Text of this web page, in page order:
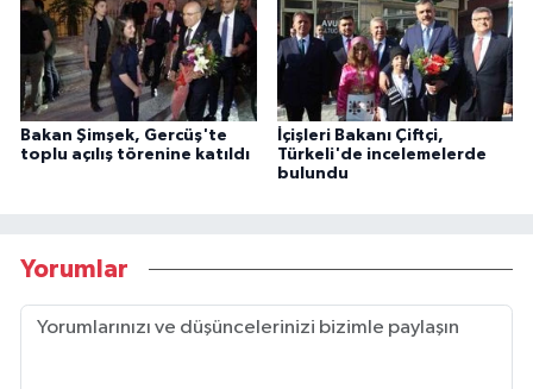
Bakan Şimşek, Gercüş'te
toplu açılış törenine katıldı
İçişleri Bakanı Çiftçi,
Türkeli'de incelemelerde
bulundu
Yorumlar